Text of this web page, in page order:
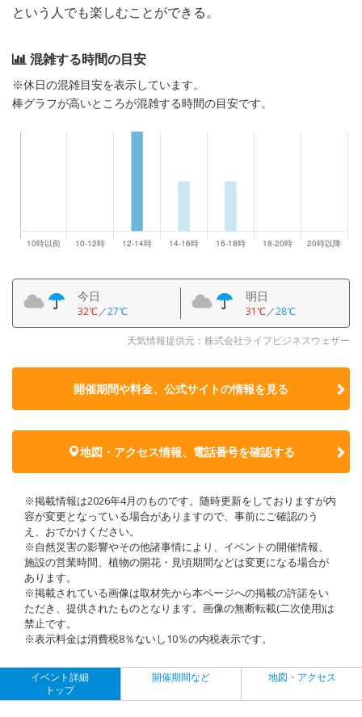
という人でも楽しむことができる。
混雑する時間の目安
※休日の混雑目安を表示しています。
棒グラフが高いところが混雑する時間の目安です。
今日
32℃／27℃
明日
31℃／28℃
天気情報提供元：株式会社ライフビジネスウェザー
開催期間や料金、公式サイトの情報を見る
地図・アクセス情報、電話番号を確認する
※掲載情報は2026年4月のものです。随時更新をしておりますが内
容が変更となっている場合がありますので、事前にご確認のう
え、おでかけください。
※自然災害の影響やその他諸事情により、イベントの開催情報、
施設の営業時間、植物の開花・見頃期間などは変更になる場合が
あります。
※掲載されている画像は取材先から本ページへの掲載の許諾をい
ただき、提供されたものとなります。画像の無断転載(二次使用)は
禁止です。
※表示料金は消費税8％ないし10％の内税表示です。
イベント詳細
トップ
開催期間など 地図・アクセス